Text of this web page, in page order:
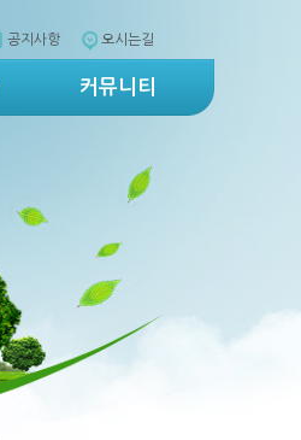
공지사항 오시는길
커뮤니티